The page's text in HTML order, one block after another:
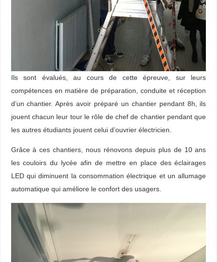
Ils sont évalués, au cours de cette épreuve, sur leurs
compétences en matière de préparation, conduite et réception
d’un chantier. Après avoir préparé un chantier pendant 8h, ils
jouent chacun leur tour le rôle de chef de chantier pendant que
les autres étudiants jouent celui d’ouvrier électricien.
Grâce à ces chantiers, nous rénovons depuis plus de 10 ans
les couloirs du lycée afin de mettre en place des éclairages
LED qui diminuent la consommation électrique et un allumage
automatique qui améliore le confort des usagers.